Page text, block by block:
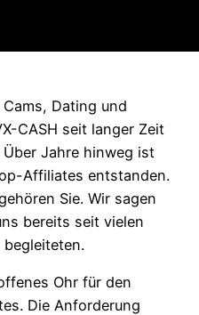
Dating und
CASH seit langer Zeit
Jahre hinweg ist
Affiliates entstanden.
Sie. Wir sagen
bereits seit vielen
Ohr für den
Die Anforderung